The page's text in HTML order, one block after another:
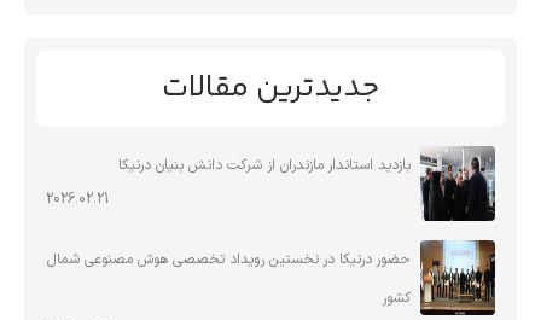
جدیدترین مقالات
بازدید استاندار مازندران از شرکت دانش بنیان درنیکا
2026.02.21
حضور درنیکا در نخستین رویداد تخصصی هوش مصنوعی شمال
کشور